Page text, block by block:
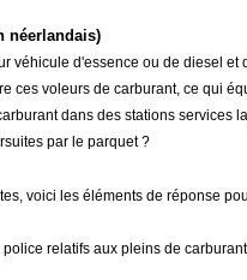
néerlandais)
véhicule d'essence ou de diesel et
ces voleurs de carburant, ce qui
dans des stations services
par le parquet ?
voici les éléments de réponse
relatifs aux pleins de